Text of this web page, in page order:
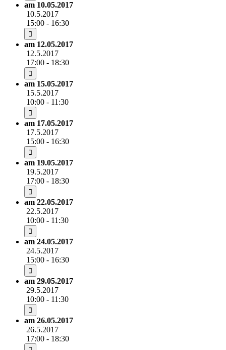
am 10.05.2017
10.5.2017
15:00 - 16:30
am 12.05.2017
12.5.2017
17:00 - 18:30
am 15.05.2017
15.5.2017
10:00 - 11:30
am 17.05.2017
17.5.2017
15:00 - 16:30
am 19.05.2017
19.5.2017
17:00 - 18:30
am 22.05.2017
22.5.2017
10:00 - 11:30
am 24.05.2017
24.5.2017
15:00 - 16:30
am 29.05.2017
29.5.2017
10:00 - 11:30
am 26.05.2017
26.5.2017
17:00 - 18:30